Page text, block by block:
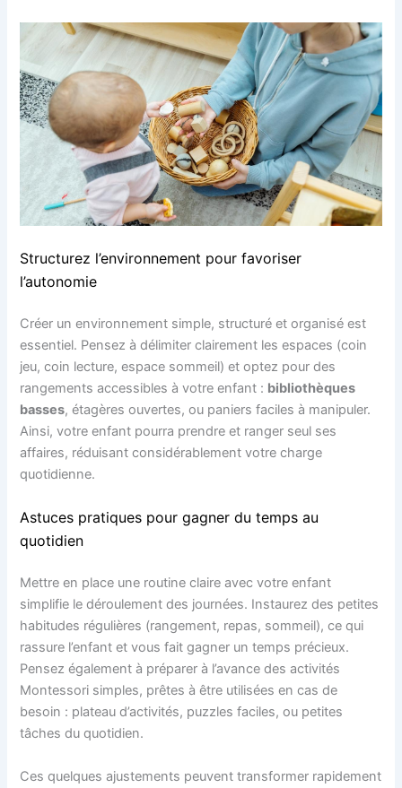
Structurez l’environnement pour favoriser
l’autonomie
Créer un environnement simple, structuré et organisé est
essentiel. Pensez à délimiter clairement les espaces (coin
jeu, coin lecture, espace sommeil) et optez pour des
rangements accessibles à votre enfant : bibliothèques
basses, étagères ouvertes, ou paniers faciles à manipuler.
Ainsi, votre enfant pourra prendre et ranger seul ses
affaires, réduisant considérablement votre charge
quotidienne.
Astuces pratiques pour gagner du temps au
quotidien
Mettre en place une routine claire avec votre enfant
simplifie le déroulement des journées. Instaurez des petites
habitudes régulières (rangement, repas, sommeil), ce qui
rassure l’enfant et vous fait gagner un temps précieux.
Pensez également à préparer à l’avance des activités
Montessori simples, prêtes à être utilisées en cas de
besoin : plateau d’activités, puzzles faciles, ou petites
tâches du quotidien.
Ces quelques ajustements peuvent transformer rapidement